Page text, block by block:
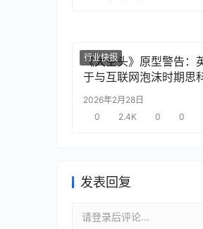
行业快报
《大空头》原型警告：
于与互联网泡沫时期思
“危险境地”
2026年2月28日
0
2.4K 0 0
发表回复
请登录后评论...